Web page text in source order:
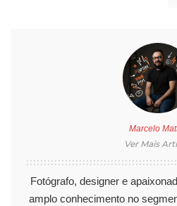
Marcelo
Ver Mais
Fotógrafo, designer e
amplo conhecimento no